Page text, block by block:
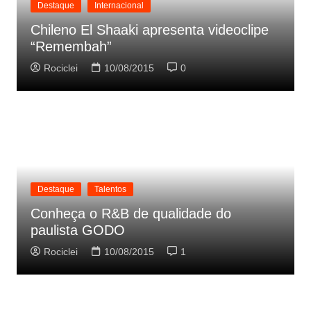
Destaque Internacional
Chileno El Shaaki apresenta videoclipe
“Remembah”
Rociclei 10/08/2015 0
Destaque Talentos
Conheça o R&B de qualidade do
paulista GODO
Rociclei 10/08/2015 1